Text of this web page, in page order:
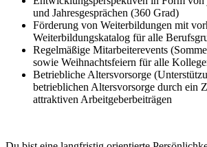
und Jahresgesprächen (360 Grad)
Förderung von Weiterbildungen mit
Weiterbildungskatalog für alle
Regelmäßige Mitarbeiterevents
sowie Weihnachtsfeiern für alle
Betriebliche Altersvorsorge
betrieblichen Altersvorsorge durch ein
attraktiven Arbeitgeberbeiträgen